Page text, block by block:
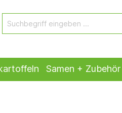
Samen + Zubehör